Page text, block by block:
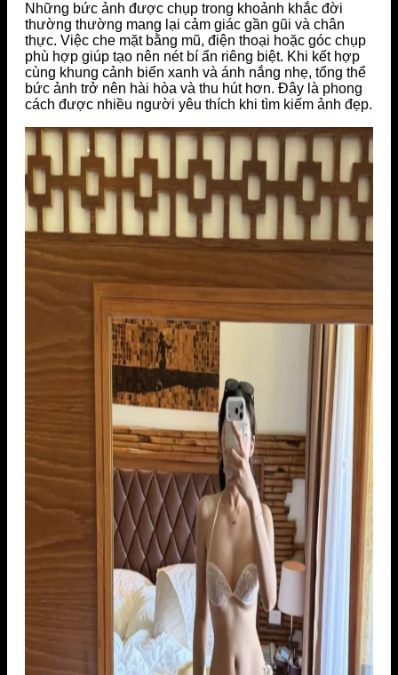
Những bức ảnh được chụp trong khoảnh khắc đời
thường thường mang lại cảm giác gần gũi và chân
thực. Việc che mặt bằng mũ, điện thoại hoặc góc chụp
phù hợp giúp tạo nên nét bí ẩn riêng biệt. Khi kết hợp
cùng khung cảnh biển xanh và ánh nắng nhẹ, tổng thể
bức ảnh trở nên hài hòa và thu hút hơn. Đây là phong
cách được nhiều người yêu thích khi tìm kiếm ảnh đẹp.